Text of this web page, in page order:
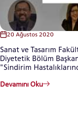
YATAY GEÇİŞ
20 Ağustos 2020
Sanat ve Tasarım
Diyetetik Bölüm
"Sindirim
Devamını Oku